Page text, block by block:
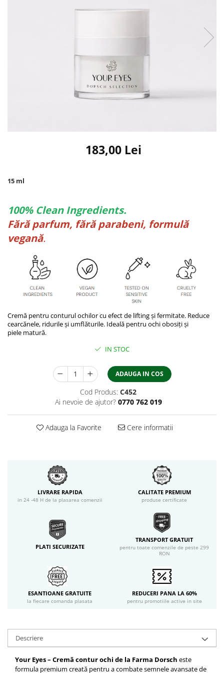
183,00 Lei
15 ml
100% Clean Ingredients.
Fără parfum, fără parabeni, formulă
vegană.
Cremă pentru conturul ochilor cu efect de lifting și fermitate. Reduce
cearcănele, ridurile și umflăturile. Ideală pentru ochi obosiți și
piele matură.
IN STOC
ADAUGA IN COS
Cod Produs: C452
Ai nevoie de ajutor? 0770 762 019
Adauga la Favorite Cere informatii
LIVRARE RAPIDA
in 24 -48 H de la plasarea comenzii
CALITATE PREMIUM
produse certificate
PLATI SECURIZATE
TRANSPORT GRATUIT
pentru toate comenzile de peste 299
RON
ESANTIOANE GRATUITE
la fiecare comanda plasata
REDUCERI PANA LA 60%
pentru promotiile active in site
Descriere
Your Eyes – Cremă contur ochi de la Farma Dorsch este
formula premium creată pentru a combate semnele avansate de